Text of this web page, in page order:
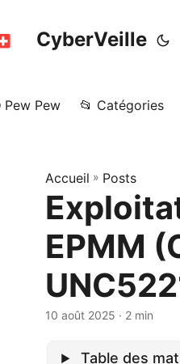
CyberVeille
Pew Pew 📂 Catégories
Accueil » Posts
EPMM
10 août 2025 · 2 min
Table des